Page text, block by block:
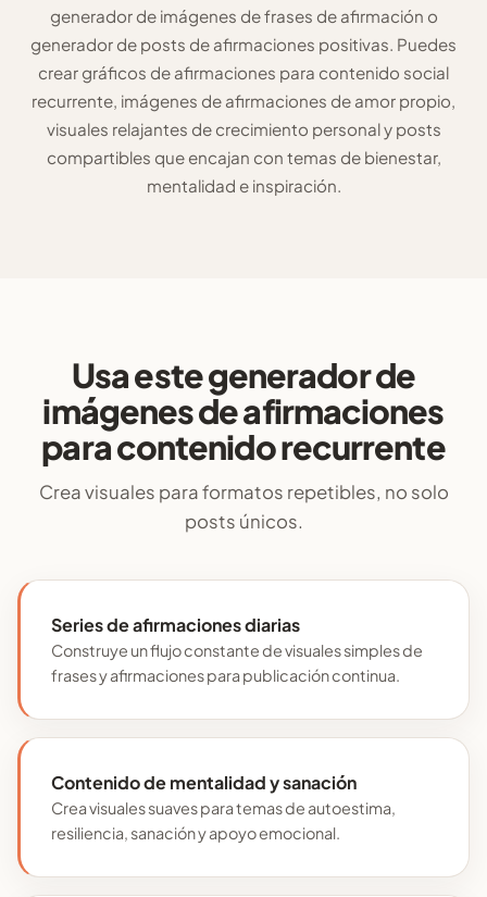
generador de imágenes de frases de afirmación o
generador de posts de afirmaciones positivas. Puedes
crear gráficos de afirmaciones para contenido social
recurrente, imágenes de afirmaciones de amor propio,
visuales relajantes de crecimiento personal y posts
compartibles que encajan con temas de bienestar,
mentalidad e inspiración.
Usa este generador de
imágenes de afirmaciones
para contenido recurrente
Crea visuales para formatos repetibles, no solo
posts únicos.
Series de afirmaciones diarias
Construye un flujo constante de visuales simples de
frases y afirmaciones para publicación continua.
Contenido de mentalidad y sanación
Crea visuales suaves para temas de autoestima,
resiliencia, sanación y apoyo emocional.